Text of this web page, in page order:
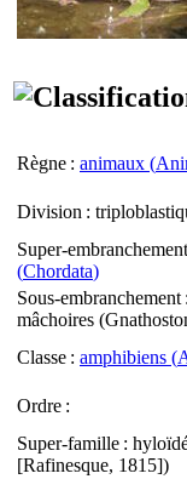
Règne : animaux (
Division :
Super-embranchement
(Chordata)
Sous-embranchement
mâchoires (
Classe : amphibiens (
Ordre :
Super-famille :
[Rafinesque, 1815])